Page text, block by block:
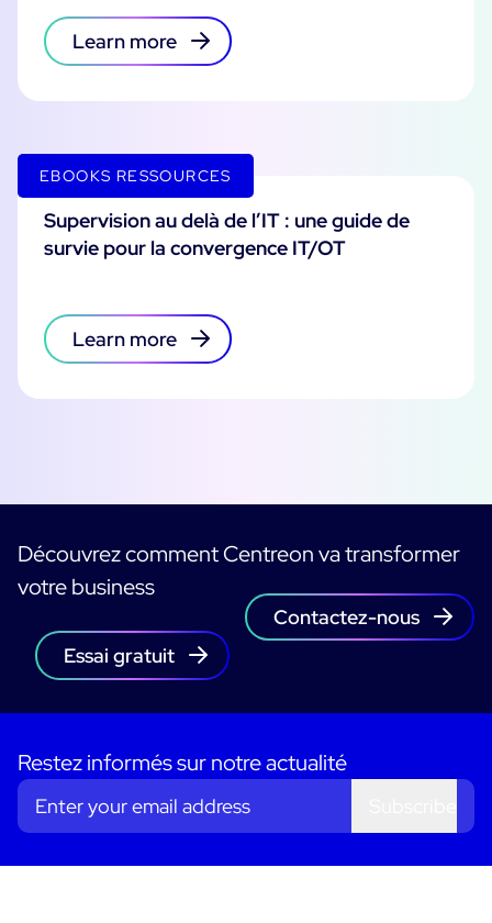
Learn more
EBOOKS RESSOURCES
Supervision au delà de l’IT : une guide de
survie pour la convergence IT/OT
Learn more
Découvrez comment Centreon va transformer
votre business
Contactez-nous
Essai gratuit
Restez informés sur notre actualité